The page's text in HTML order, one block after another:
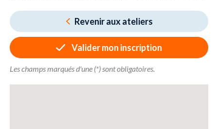
Revenir aux ateliers
Valider mon inscription
Les champs marqués d'une (*) sont obligatoires.